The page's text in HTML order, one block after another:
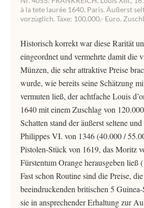
à la tete laurée 1640, Paris. Äußerst
vorzüglich. Taxe: 100.000,- Euro.
Historisch korrekt war diese Rarität
eingeordnet und vermehrte damit die
Münzen, die sehr attraktive Preise
wurde, wie bereits seine Schätzung
vermuten ließ, der achtfache Louis
1640 mit einem Zuschlag von
Schatten stand der äußerst seltene
Philippes VI. von 1346 (40.000 /
Pistolen-Stück von 1619, das Moritz
Fürstentum Orange herausgeben ließ
Fast schon Routine sind die Preise,
beeindruckenden britischen 5
sie in ansprechender Erhaltung zur